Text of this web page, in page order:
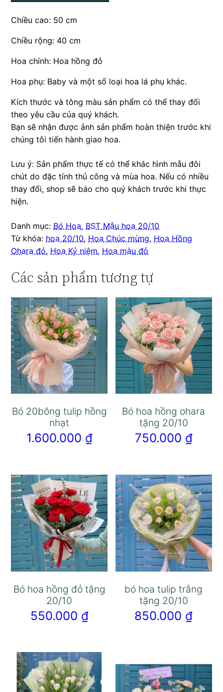
Chiều cao: 50 cm
Chiều rộng: 40 cm
Hoa chính: Hoa hồng đỏ
Hoa phụ: Baby và một số loại hoa lá phụ khác.
Kích thước và tông màu sản phẩm có thể thay đổi
theo yêu cầu của quý khách.
Bạn sẽ nhận được ảnh sản phẩm hoàn thiện trước khi
chúng tôi tiến hành giao hoa.
Lưu ý: Sản phẩm thực tế có thể khác hình mẫu đôi
chút do đặc tính thủ công và mùa hoa. Nếu có nhiều
thay đổi, shop sẽ báo cho quý khách trước khi thực
hiện.
Danh mục: Bó Hoa, BST Mẫu hoa 20/10
Từ khóa: hoa 20/10, Hoa Chúc mừng, Hoa Hồng
Ohara đỏ, Hoa Kỷ niệm, Hoa màu đỏ
Các sản phẩm tương tự
Bó 20bông tulip hồng
nhạt
1.600.000 ₫
Bó hoa hồng ohara
tặng 20/10
750.000 ₫
Bó hoa hồng đỏ tặng
20/10
550.000 ₫
bó hoa tulip trắng
tặng 20/10
850.000 ₫